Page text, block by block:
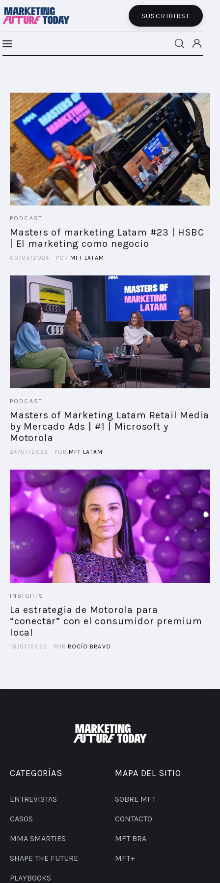
SUSCRIBIRSE
MFT+
INSIGHTS
FUTURE BRAND LAB
EVENTOS
CONECTADES
PODCAST
PLAYBOOKS
PODCAST
Masters of marketing Latam #23 | HSBC
| El marketing como negocio
09/05/2024 POR MFT LATAM
PODCAST
Masters of Marketing Latam Retail Media
by Mercado Ads | #1 | Microsoft y
Motorola
24/07/2023 POR MFT LATAM
INSIGHTS
La estrategia de Motorola para
“conectar” con el consumidor premium
local
18/07/2023 POR ROCÍO BRAVO
CATEGORÍAS
ENTREVISTAS
CASOS
MMA SMARTIES
SHAPE THE FUTURE
PLAYBOOKS
MAPA DEL SITIO
SOBRE MFT
CONTACTO
MFT BRA
MFT+